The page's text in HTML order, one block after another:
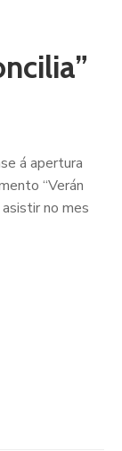
á apertura
“Verán
no mes